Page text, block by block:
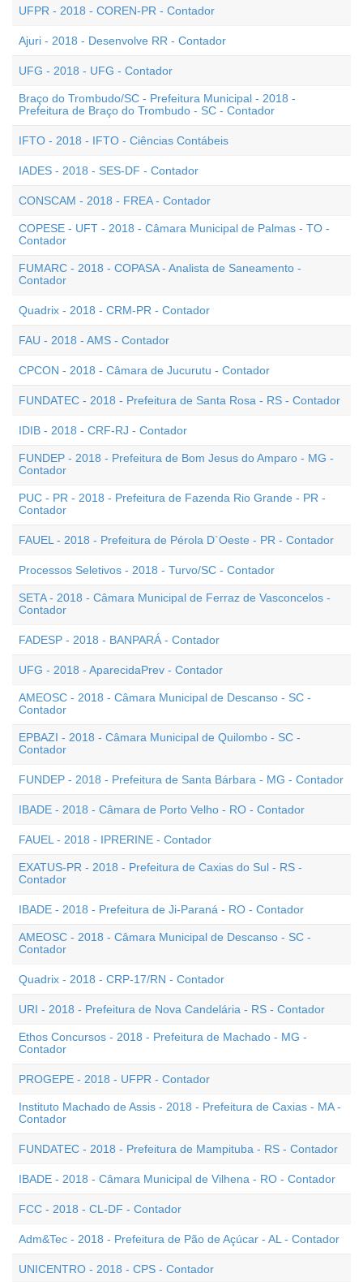
UFPR - 2018 - COREN-PR - Contador
Ajuri - 2018 - Desenvolve RR - Contador
UFG - 2018 - UFG - Contador
Braço do Trombudo/SC - Prefeitura Municipal - 2018 -
Prefeitura de Braço do Trombudo - SC - Contador
IFTO - 2018 - IFTO - Ciências Contábeis
IADES - 2018 - SES-DF - Contador
CONSCAM - 2018 - FREA - Contador
COPESE - UFT - 2018 - Câmara Municipal de Palmas - TO -
Contador
FUMARC - 2018 - COPASA - Analista de Saneamento -
Contador
Quadrix - 2018 - CRM-PR - Contador
FAU - 2018 - AMS - Contador
CPCON - 2018 - Câmara de Jucurutu - Contador
FUNDATEC - 2018 - Prefeitura de Santa Rosa - RS - Contador
IDIB - 2018 - CRF-RJ - Contador
FUNDEP - 2018 - Prefeitura de Bom Jesus do Amparo - MG -
Contador
PUC - PR - 2018 - Prefeitura de Fazenda Rio Grande - PR -
Contador
FAUEL - 2018 - Prefeitura de Pérola D`Oeste - PR - Contador
Processos Seletivos - 2018 - Turvo/SC - Contador
SETA - 2018 - Câmara Municipal de Ferraz de Vasconcelos -
Contador
FADESP - 2018 - BANPARÁ - Contador
UFG - 2018 - AparecidaPrev - Contador
AMEOSC - 2018 - Câmara Municipal de Descanso - SC -
Contador
EPBAZI - 2018 - Câmara Municipal de Quilombo - SC -
Contador
FUNDEP - 2018 - Prefeitura de Santa Bárbara - MG - Contador
IBADE - 2018 - Câmara de Porto Velho - RO - Contador
FAUEL - 2018 - IPRERINE - Contador
EXATUS-PR - 2018 - Prefeitura de Caxias do Sul - RS -
Contador
IBADE - 2018 - Prefeitura de Ji-Paraná - RO - Contador
AMEOSC - 2018 - Câmara Municipal de Descanso - SC -
Contador
Quadrix - 2018 - CRP-17/RN - Contador
URI - 2018 - Prefeitura de Nova Candelária - RS - Contador
Ethos Concursos - 2018 - Prefeitura de Machado - MG -
Contador
PROGEPE - 2018 - UFPR - Contador
Instituto Machado de Assis - 2018 - Prefeitura de Caxias - MA -
Contador
FUNDATEC - 2018 - Prefeitura de Mampituba - RS - Contador
IBADE - 2018 - Câmara Municipal de Vilhena - RO - Contador
FCC - 2018 - CL-DF - Contador
Adm&Tec - 2018 - Prefeitura de Pão de Açúcar - AL - Contador
UNICENTRO - 2018 - CPS - Contador